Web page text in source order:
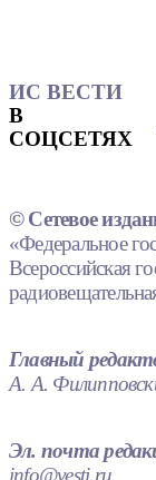
ИС ВЕСТИ
В
СОЦСЕТЯХ
© Сетевое
«Федеральное
Всероссийская
Главный
А. А.
Эл. почта